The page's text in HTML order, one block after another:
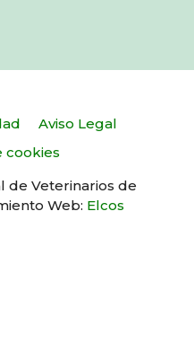
Aviso Legal
cookies
de Veterinarios de
Web: Elcos